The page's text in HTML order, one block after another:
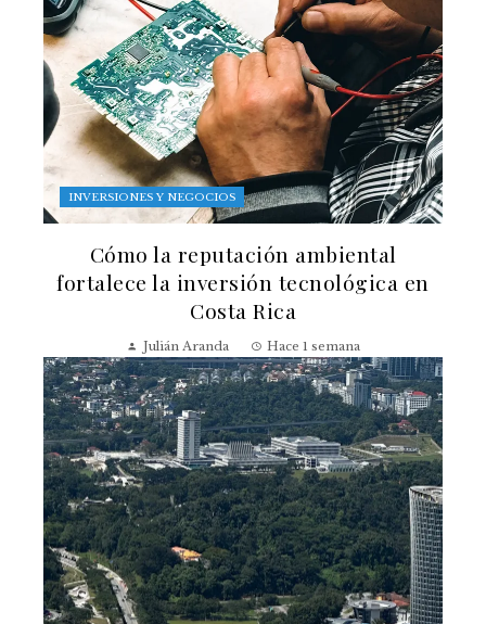
INVERSIONES Y NEGOCIOS
Cómo la reputación ambiental
fortalece la inversión tecnológica en
Costa Rica
Julián Aranda Hace 1 semana